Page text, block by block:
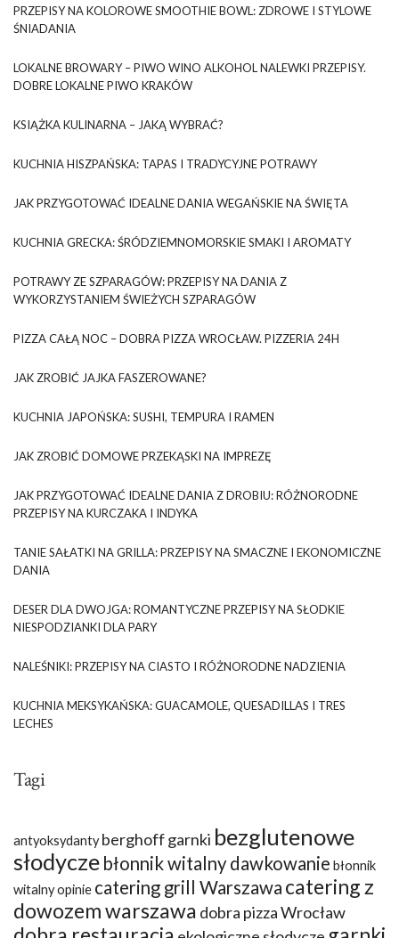
PRZEPISY NA KOLOROWE SMOOTHIE BOWL: ZDROWE I STYLOWE
ŚNIADANIA
LOKALNE BROWARY – PIWO WINO ALKOHOL NALEWKI PRZEPISY.
DOBRE LOKALNE PIWO KRAKÓW
KSIĄŻKA KULINARNA – JAKĄ WYBRAĆ?
KUCHNIA HISZPAŃSKA: TAPAS I TRADYCYJNE POTRAWY
JAK PRZYGOTOWAĆ IDEALNE DANIA WEGAŃSKIE NA ŚWIĘTA
KUCHNIA GRECKA: ŚRÓDZIEMNOMORSKIE SMAKI I AROMATY
POTRAWY ZE SZPARAGÓW: PRZEPISY NA DANIA Z
WYKORZYSTANIEM ŚWIEŻYCH SZPARAGÓW
PIZZA CAŁĄ NOC – DOBRA PIZZA WROCŁAW. PIZZERIA 24H
JAK ZROBIĆ JAJKA FASZEROWANE?
KUCHNIA JAPOŃSKA: SUSHI, TEMPURA I RAMEN
JAK ZROBIĆ DOMOWE PRZEKĄSKI NA IMPREZĘ
JAK PRZYGOTOWAĆ IDEALNE DANIA Z DROBIU: RÓŻNORODNE
PRZEPISY NA KURCZAKA I INDYKA
TANIE SAŁATKI NA GRILLA: PRZEPISY NA SMACZNE I EKONOMICZNE
DANIA
DESER DLA DWOJGA: ROMANTYCZNE PRZEPISY NA SŁODKIE
NIESPODZIANKI DLA PARY
NALEŚNIKI: PRZEPISY NA CIASTO I RÓŻNORODNE NADZIENIA
KUCHNIA MEKSYKAŃSKA: GUACAMOLE, QUESADILLAS I TRES
LECHES
Tagi
antyoksydanty berghoff garnki bezglutenowe
słodycze błonnik witalny dawkowanie błonnik
witalny opinie catering grill Warszawa catering z
dowozem warszawa dobra pizza Wrocław